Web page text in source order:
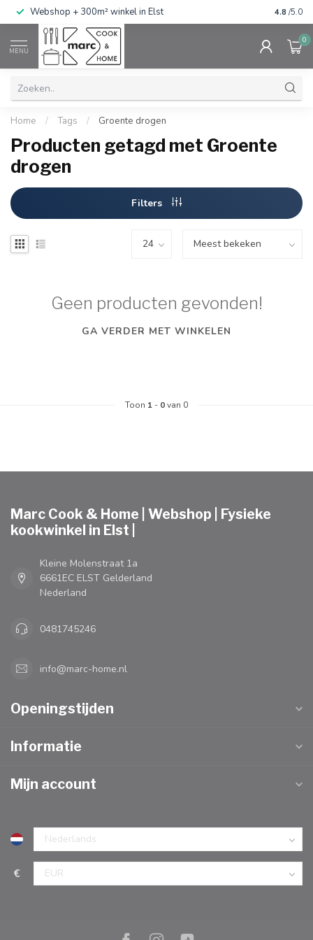
Webshop + 300m² winkel in Elst Gratis
4.8 /5.0
MENU
0
Home / Tags / Groente drogen
Producten getagd met Groente
drogen
Filters
Geen producten gevonden!
GA VERDER MET WINKELEN
Toon 1 - 0van 0
Marc Cook & Home | Webshop | Fysieke
kookwinkel in Elst |
Kleine Molenstraat 1a
6661EC ELST Gelderland
Nederland
0481745246
info@marc-home.nl
Openingstijden
Informatie
Mijn account
€